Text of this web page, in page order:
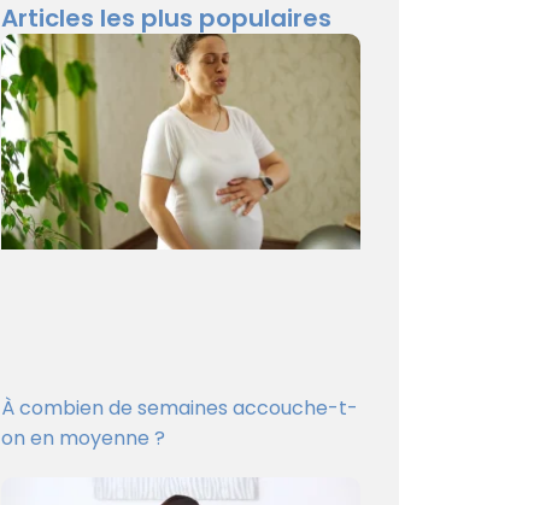
Articles les plus populaires
À combien de semaines accouche-t-
on en moyenne ?